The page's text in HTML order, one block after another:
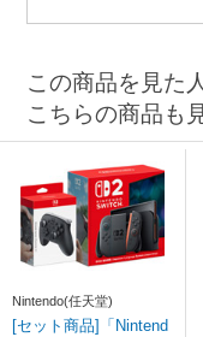
この商品を見た
こちらの商品も
Nintendo(任天堂)
[セット商品]「Nintend